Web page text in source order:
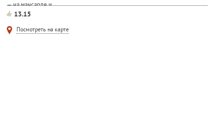
— на мансарде и...
13.15
Посмотреть на карте